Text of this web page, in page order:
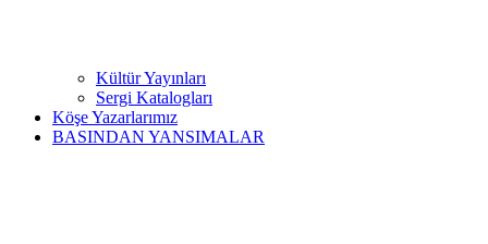
Kültür Yayınları
Sergi Katalogları
Köşe Yazarlarımız
BASINDAN YANSIMALAR